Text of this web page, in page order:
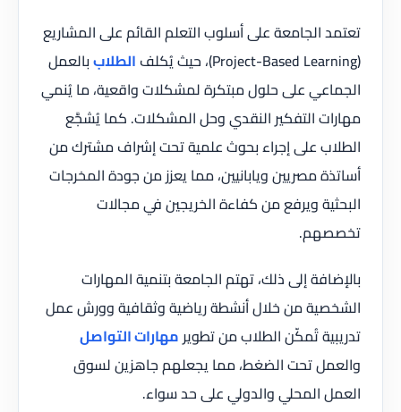
تعتمد الجامعة على أسلوب التعلم القائم على المشاريع
(Project-Based Learning)، حيث يُكلف
الطلاببالعمل
الجماعي على حلول مبتكرة لمشكلات واقعية، ما يُنمي
مهارات التفكير النقدي وحل المشكلات. كما يُشجَّع
الطلاب على إجراء بحوث علمية تحت إشراف مشترك من
أساتذة مصريين ويابانيين، مما يعزز من جودة المخرجات
البحثية ويرفع من كفاءة الخريجين في مجالات
تخصصهم.
بالإضافة إلى ذلك، تهتم الجامعة بتنمية المهارات
الشخصية من خلال أنشطة رياضية وثقافية وورش عمل
تدريبية تُمكّن الطلاب من تطوير مهارات التواصل
والعمل تحت الضغط، مما يجعلهم جاهزين لسوق
العمل المحلي والدولي على حد سواء.